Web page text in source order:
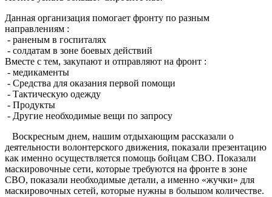
Данная организация помогает фронту по разным
направлениям :
- раненым в госпиталях
- солдатам в зоне боевых действий
Вместе с тем, закупают и отправляют на фронт :
- медикаменты
- Средства для оказания первой помощи
- Тактическую одежду
- Продукты
- Другие необходимые вещи по запросу
Воскресным днем, нашим отдыхающим рассказали о
деятельности волонтерского движения, показали презентацию
как именно осуществляется помощь бойцам СВО. Показали
маскировочные сети, которые требуются на фронте в зоне
СВО, показали необходимые детали, а именно «жучки» для
маскировочных сетей, которые нужны в большом количестве.